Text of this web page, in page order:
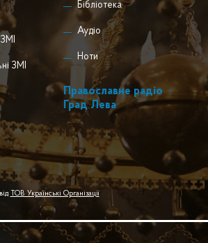
ЗМІ
Бібліотека
Аудіо
Ноти
Православне радіо
Град Лева
ТОВ Українські Організації